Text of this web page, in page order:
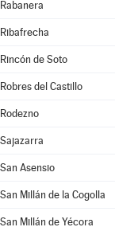
Rabanera
Ribafrecha
Rincón de Soto
Robres del Castillo
Rodezno
Sajazarra
San Asensio
San Millán de la Cogolla
San Millán de Yécora